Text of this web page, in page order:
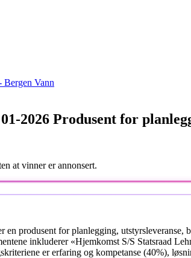
Bergen Vann
2026 Produsent for
at vinner er annonsert.
en produsent for planlegging,
inkluderer «Hjemkomst S/S Statsraad
er erfaring og kompetanse (40%),